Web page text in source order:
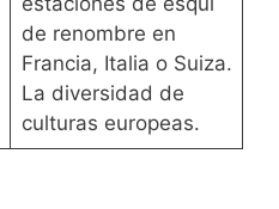
de renombre en
Francia, Italia o Suiza.
La diversidad de
culturas europeas.